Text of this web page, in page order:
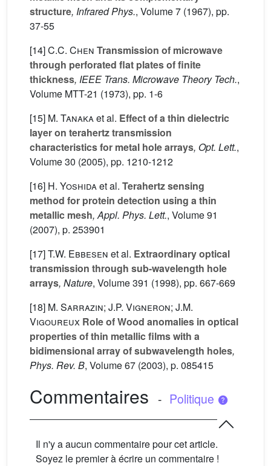
structure, Infrared Phys., Volume 7 (1967), pp.
37-55
[14]C.C. Chen Transmission of microwave
through perforated flat plates of finite
thickness, IEEE Trans. Microwave Theory Tech.,
Volume MTT-21 (1973), pp. 1-6
[15] M. Tanakaet al. Effect of a thin dielectric
layer on terahertz transmission
characteristics for metal hole arrays, Opt. Lett.,
Volume 30 (2005), pp. 1210-1212
[16] H. Yoshidaet al. Terahertz sensing
method for protein detection using a thin
metallic mesh, Appl. Phys. Lett., Volume 91
(2007), p. 253901
[17]T.W. Ebbesen et al. Extraordinary optical
transmission through sub-wavelength hole
arrays, Nature, Volume 391 (1998), pp. 667-669
[18] M. Sarrazin; J.P. Vigneron; J.M.
Vigoureux Role of Wood anomalies in optical
properties of thin metallic films with a
bidimensional array of subwavelength holes,
Phys. Rev. B, Volume 67 (2003), p. 085415
Commentaires - Politique
Il n'y a aucun commentaire pour cet article.
Soyez le premier à écrire un commentaire !